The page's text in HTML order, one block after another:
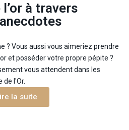
à travers
? Vous aussi vous aimeriez prendre
et posséder votre propre pépite ?
vous attendent dans les
de l'Or.
la suite